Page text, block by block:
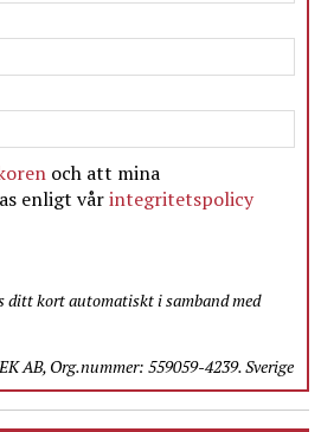
och att mina
enligt vårintegritetspolicy
ditt kort automatiskt i samband med
AB, Org.nummer: 559059-4239. Sverige